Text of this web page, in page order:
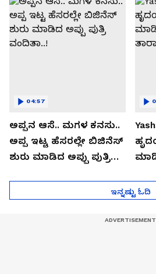
ಅಪ್ಪನ ಆಸೆ.. ಮಗಳ ಕನಸು..
ಅಪ್ಪ ಇಟ್ಟ ಹೆಸರಲ್ಲೇ ಬಿಜಿನೆಸ್​
ಶುರು ಮಾಡಿದ ಅಪ್ಪು ಪುತ್ರಿ
04:57
ಇನ್ನಷ್ಟು ಓದಿ